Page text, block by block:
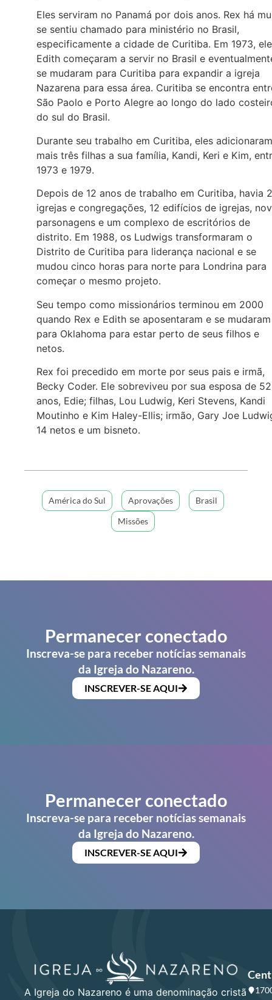
Eles serviram no Panamá por dois anos. Rex há
se sentiu chamado para ministério no Brasil,
especificamente a cidade de Curitiba. Em 1973,
Edith começaram a servir no Brasil e
se mudaram para Curitiba para expandir a igreja
Nazarena para essa área. Curitiba se encontra
São Paolo e Porto Alegre ao longo do lado
do sul do Brasil.
Durante seu trabalho em Curitiba, eles adicionaram
mais três filhas a sua família, Kandi, Keri e Kim,
1973 e 1979.
Depois de 12 anos de trabalho em Curitiba, havia
igrejas e congregações, 12 edifícios de igrejas,
parsonagens e um complexo de escritórios de
distrito. Em 1988, os Ludwigs transformaram o
Distrito de Curitiba para liderança nacional e se
mudou cinco horas para norte para Londrina para
começar o mesmo projeto.
Seu tempo como missionários terminou em 2000
quando Rex e Edith se aposentaram e se mudaram
para Oklahoma para estar perto de seus filhos e
netos.
Rex foi precedido em morte por seus pais e irmã,
Becky Coder. Ele sobreviveu por sua esposa de 52
anos, Edie; filhas, Lou Ludwig, Keri Stevens, Kandi
Moutinho e Kim Haley-Ellis; irmão, Gary Joe
14 netos e um bisneto.
América do Sul Aprovações
Brasil
Missões
Permanecer conectado
Inscreva-se para receber notícias semanais
da Igreja do Nazareno.
INSCREVER-SE AQUI
Permanecer conectado
Inscreva-se para receber notícias semanais
da Igreja do Nazareno.
INSCREVER-SE AQUI
A Igreja do Nazareno é uma denominação cristã